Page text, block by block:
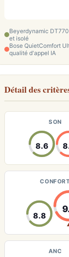
Beyerdynamic
et isolé
Bose QuietComfort
qualité d'appel IA
Détail des
SON
8.6
8.8
ANC